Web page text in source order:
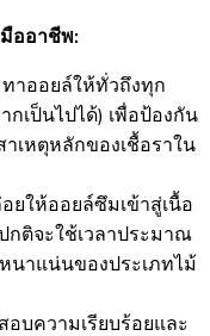
ออาชีพ:
ทาออยล์ให้ทั่วถึงทุก
เป็นไปได้) เพื่อป้องกัน
เหตุหลักของเชื้อราใน
ยให้ออยล์ซึมเข้าสู่เนื้อ
ติจะใช้เวลาประมาณ
นาแน่นของประเภทไม้
อบความเรียบร้อยและ